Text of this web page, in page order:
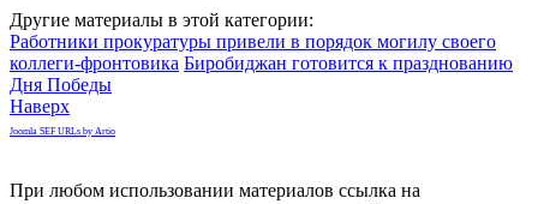
Другие материалы в этой категории:
Работники прокуратуры привели в порядок могилу своего
коллеги-фронтовика Биробиджан готовится к празднованию
Дня Победы
Наверх
Joomla SEF URLs by Artio
При любом использовании материалов ссылка на